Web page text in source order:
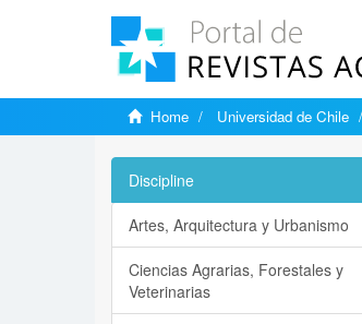
Home Universidad de Chile
Discipline
Artes, Arquitectura y Urbanismo
Ciencias Agrarias, Forestales y
Veterinarias